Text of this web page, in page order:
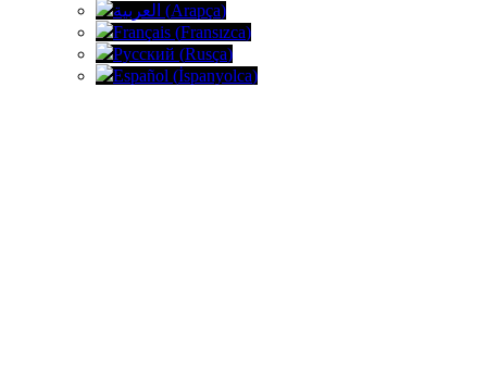
العربية (Arapça)
Français (Fransızca)
Русский (Rusça)
Español (İspanyolca)